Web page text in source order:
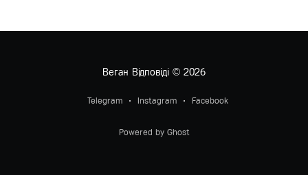
Веган Відповіді© 2026
Telegram Instagram Facebook
Powered by Ghost